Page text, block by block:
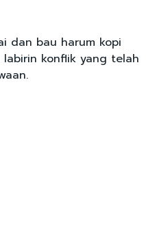
dan bau harum kopi
konflik yang telah